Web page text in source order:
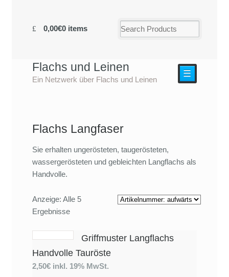
0,00€0 items
Flachs und Leinen
Ein Netzwerk über Flachs und Leinen
☰
Flachs Langfaser
Sie erhalten ungerösteten, taugerösteten,
wassergerösteten und gebleichten Langflachs als
Handvolle.
Anzeige: Alle 5
Ergebnisse
Griffmuster Langflachs
Handvolle Tauröste
2,50€ inkl. 19% MwSt.